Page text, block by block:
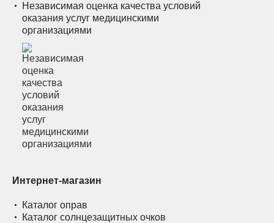
Независимая оценка качества условий
оказания услуг медицинскими
организациями
Интернет-магазин
Каталог оправ
Каталог солнцезащитных очков